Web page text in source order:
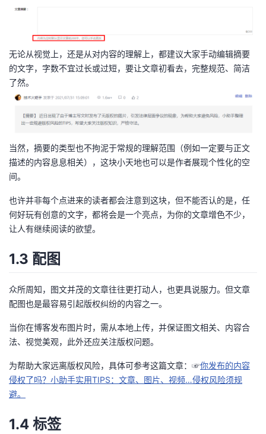
无论从视觉上，还是从对内容的理解上，都建议大家手动编辑摘要
的文字，字数不宜过长或过短，要让文章初看去，完整规范、简洁
了然。
当然，摘要的类型也不拘泥于常规的理解范围（例如一定要与正文
描述的内容息息相关），这块小天地也可以是作者展现个性化的空
间。
也许并非每个点进来的读者都会注意到这块，但不能否认的是，任
何好玩有创意的文字，都将会是一个亮点，为你的文章增色不少，
让人有继续阅读的欲望。
1.3 配图
众所周知，图文并茂的文章往往更打动人，也更具说服力。但文章
配图也是最容易引起版权纠纷的内容之一。
当你在博客发布图片时，需从本地上传，并保证图文相关、内容合
法、视觉美观，此外还应关注版权问题。
为帮助大家远离版权风险，具体可参考这篇文章：☞你发布的内容
侵权了吗？小助手实用TIPS：文章、图片、视频…侵权风险须规
避。
1.4 标签